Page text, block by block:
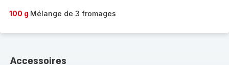
100 g Mélange de 3 fromages
Accessoires